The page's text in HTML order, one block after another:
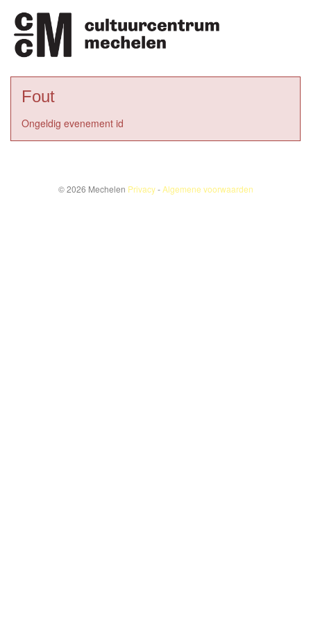
Fout
Ongeldig evenement id
© 2026 Mechelen Privacy-Algemene voorwaarden